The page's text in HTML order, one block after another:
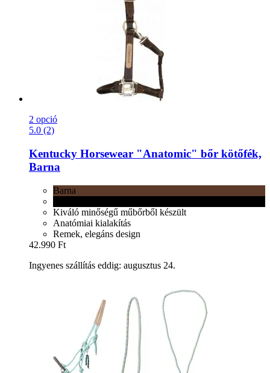
2 opció
5.0 (2)
Kentucky Horsewear "Anatomic" bőr kötőfék,
Barna
Barna
Kiváló minőségű műbőrből készült
Anatómiai kialakítás
Remek, elegáns design
42.990 Ft
Ingyenes szállítás eddig: augusztus 24.